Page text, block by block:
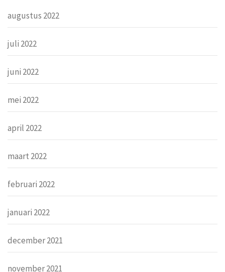
augustus 2022
juli 2022
juni 2022
mei 2022
april 2022
maart 2022
februari 2022
januari 2022
december 2021
november 2021